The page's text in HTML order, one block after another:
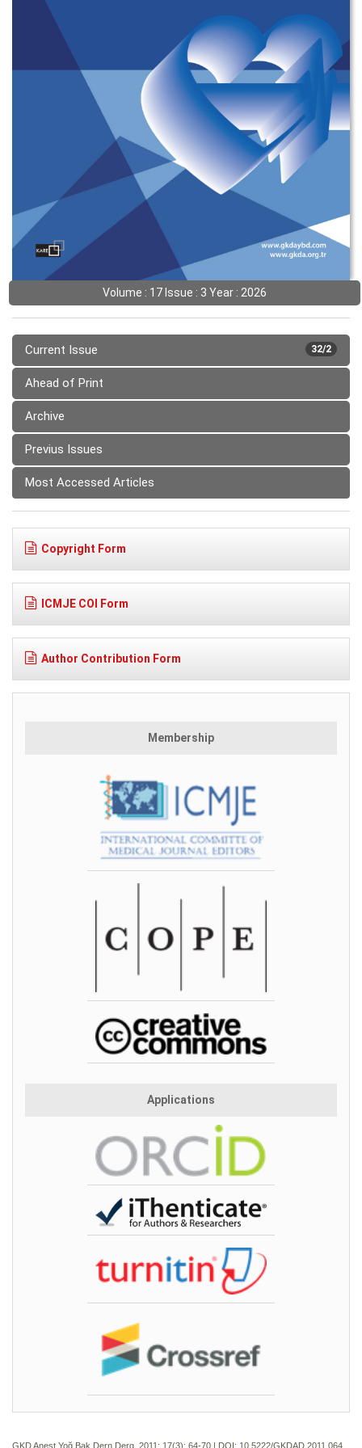
Volume : 17 Issue : 3 Year : 2026
32/2
Current Issue
Ahead of Print
Archive
Previus Issues
Most Accessed Articles
Copyright Form
ICMJE COI Form
Author Contribution Form
Membership
Applications
GKD Anest Yoğ Bak Dern Derg. 2011; 17(3): 64-70 | DOI: 10.5222/GKDAD.2011.064